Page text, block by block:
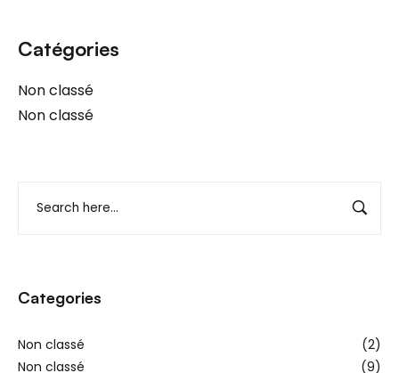
Catégories
Non classé
Non classé
Categories
Non classé
(2)
Non classé
(9)